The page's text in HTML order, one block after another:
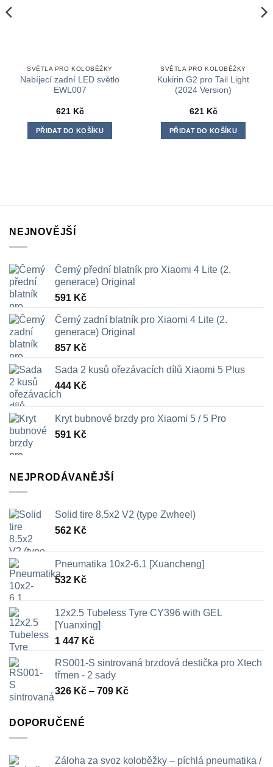
SVĚTLA PRO KOLOBĚŽKY
Nabíjecí zadní LED světlo
EWL007
621 Kč
PŘIDAT DO KOŠÍKU
SVĚTLA PRO KOLOBĚŽKY
Kukirin G2 pro Tail Light
(2024 Version)
621 Kč
PŘIDAT DO KOŠÍKU
NEJNOVĚJŠÍ
Černý přední blatník pro Xiaomi 4 Lite (2.
generace) Original
591 Kč
Černý zadní blatník pro Xiaomi 4 Lite (2.
generace) Original
857 Kč
Sada 2 kusů ořezávacích dílů Xiaomi 5 Plus
444 Kč
Kryt bubnové brzdy pro Xiaomi 5 / 5 Pro
591 Kč
NEJPRODÁVANĚJŠÍ
Solid tire 8.5x2 V2 (type Zwheel)
562 Kč
Pneumatika 10x2-6.1 [Xuancheng]
532 Kč
12x2.5 Tubeless Tyre CY396 with GEL
[Yuanxing]
1 447 Kč
RS001-S sintrovaná brzdová destička pro Xtech
třmen - 2 sady
326 Kč – 709 KčRozpětí
DOPORUČENÉ
Záloha za svoz koloběžky – píchlá pneumatika /